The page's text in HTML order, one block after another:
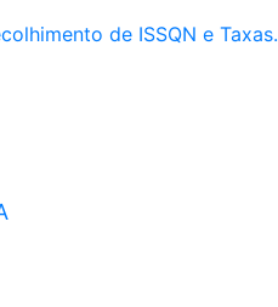
de ISSQN e Taxas.